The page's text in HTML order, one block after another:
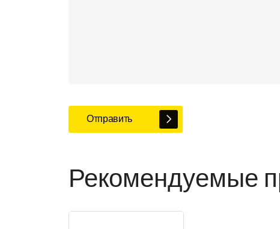
Отправить
Рекомендуемые